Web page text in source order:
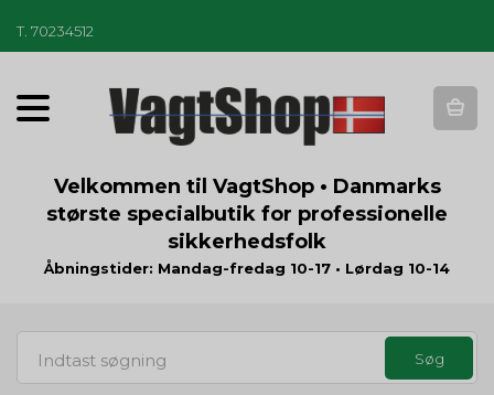
T 70234512
T
o
g
a
t
Velkommen til VagtShop • Danmarks
største specialbutik for professionelle
sikkerhedsfolk
Åbningstider: Mandag-fredag 10-17 • Lørdag 10-14